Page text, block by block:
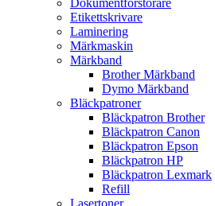
Dokumentförstörare
Etikettskrivare
Laminering
Märkmaskin
Märkband
Brother Märkband
Dymo Märkband
Bläckpatroner
Bläckpatron Brother
Bläckpatron Canon
Bläckpatron Epson
Bläckpatron HP
Bläckpatron Lexmark
Refill
Lasertoner